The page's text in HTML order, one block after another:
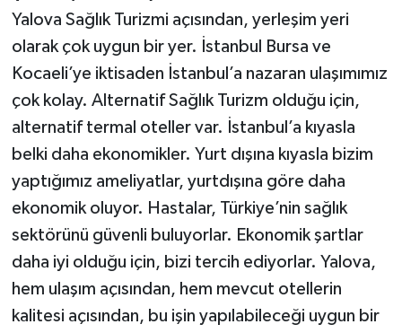
Yalova Sağlık Turizmi açısından, yerleşim yeri
olarak çok uygun bir yer. İstanbul Bursa ve
Kocaeli’ye iktisaden İstanbul’a nazaran ulaşımımız
çok kolay. Alternatif Sağlık Turizm olduğu için,
alternatif termal oteller var. İstanbul’a kıyasla
belki daha ekonomikler. Yurt dışına kıyasla bizim
yaptığımız ameliyatlar, yurtdışına göre daha
ekonomik oluyor. Hastalar, Türkiye’nin sağlık
sektörünü güvenli buluyorlar. Ekonomik şartlar
daha iyi olduğu için, bizi tercih ediyorlar. Yalova,
hem ulaşım açısından, hem mevcut otellerin
kalitesi açısından, bu işin yapılabileceği uygun bir